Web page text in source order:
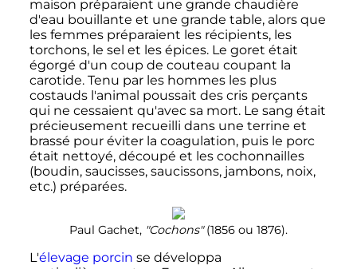
maison préparaient une grande chaudière
d'eau bouillante et une grande table, alors que
les femmes préparaient les récipients, les
torchons, le sel et les épices. Le goret était
égorgé d'un coup de couteau coupant la
carotide. Tenu par les hommes les plus
costauds l'animal poussait des cris perçants
qui ne cessaient qu'avec sa mort. Le sang était
précieusement recueilli dans une terrine et
brassé pour éviter la coagulation, puis le porc
était nettoyé, découpé et les cochonnailles
(boudin, saucisses, saucissons, jambons, noix,
etc.) préparées.
Paul Gachet, "Cochons"(1856 ou 1876).
L'élevage porcin se développa